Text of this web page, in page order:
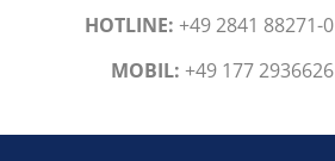
HOTLINE: +49 2841 88271-0
MOBIL: +49 177 2936626